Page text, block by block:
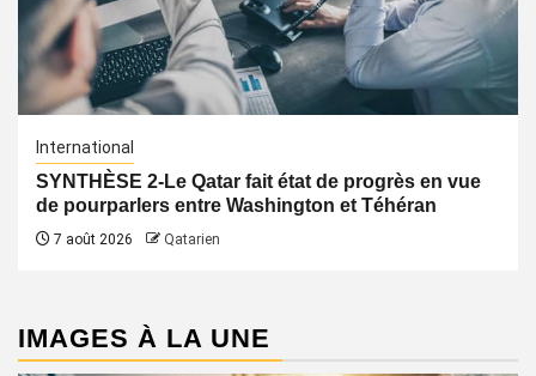
International
SYNTHÈSE 2-Le Qatar fait état de progrès en vue
de pourparlers entre Washington et Téhéran
7 août 2026 Qatarien
IMAGES À LA UNE